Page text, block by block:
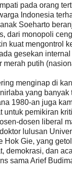
pada orang
Indonesia
Soeharto
dari monopoli
kuat mengontrol
gesekan
merah putih
menginap di
yang banyak
1980-an juga
untuk pemikiran
dosen liberal
lulusan
Hok Gie, yang
demokrasi, dan
sama Arief